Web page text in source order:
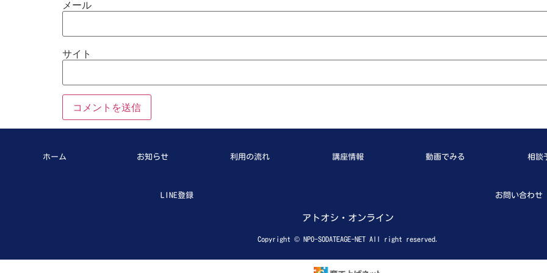
メール
サイト
ホーム お知らせ 利用の流れ 講座情報 動画でみる 相談
LINE登録 お問い合わせ
アトオシ・オンライン
Copyright © NPO-SODATEAGE-NET All right reserved.